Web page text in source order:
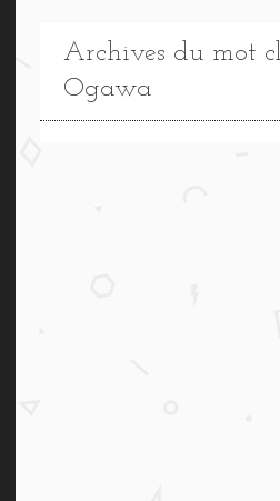
Archives du mot
Ogawa